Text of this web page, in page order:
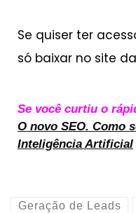
Se quiser ter
só baixar no site
Se você curtiu o
O novo SEO. Como
Inteligência Artificial
Geração de Leads